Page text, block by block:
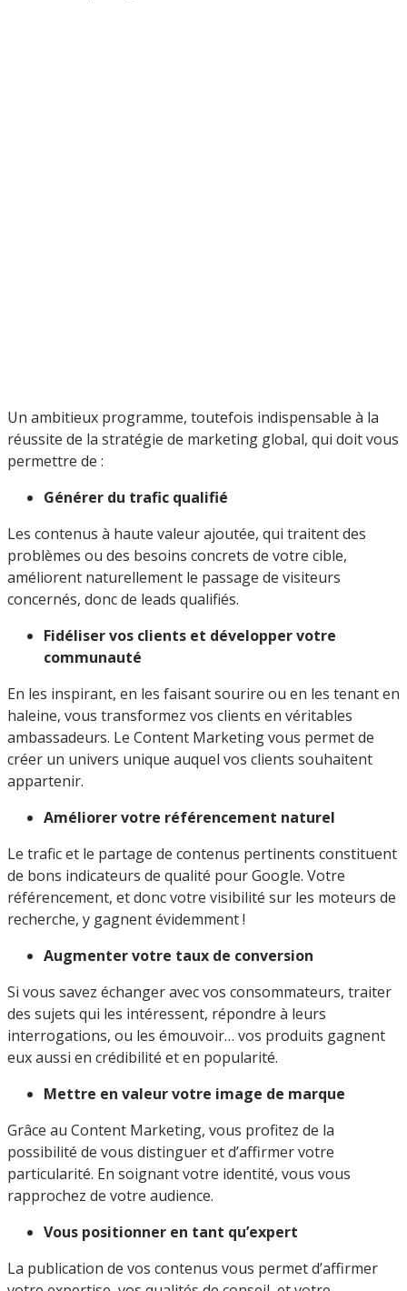
Un ambitieux programme, toutefois indispensable à la
réussite de la stratégie de marketing global, qui doit vous
permettre de :
Générer du trafic qualifié
Les contenus à haute valeur ajoutée, qui traitent des
problèmes ou des besoins concrets de votre cible,
améliorent naturellement le passage de visiteurs
concernés, donc de leads qualifiés.
Fidéliser vos clients et développer votre
communauté
En les inspirant, en les faisant sourire ou en les tenant en
haleine, vous transformez vos clients en véritables
ambassadeurs. Le Content Marketing vous permet de
créer un univers unique auquel vos clients souhaitent
appartenir.
Améliorer votre référencement naturel
Le trafic et le partage de contenus pertinents constituent
de bons indicateurs de qualité pour Google. Votre
référencement, et donc votre visibilité sur les moteurs de
recherche, y gagnent évidemment !
Augmenter votre taux de conversion
Si vous savez échanger avec vos consommateurs, traiter
des sujets qui les intéressent, répondre à leurs
interrogations, ou les émouvoir… vos produits gagnent
eux aussi en crédibilité et en popularité.
Mettre en valeur votre image de marque
Grâce au Content Marketing, vous profitez de la
possibilité de vous distinguer et d’affirmer votre
particularité. En soignant votre identité, vous vous
rapprochez de votre audience.
Vous positionner en tant qu’expert
La publication de vos contenus vous permet d’affirmer